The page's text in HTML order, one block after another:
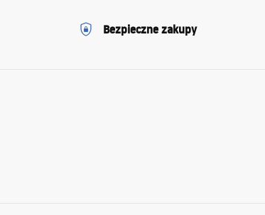
Bezpieczne zakupy